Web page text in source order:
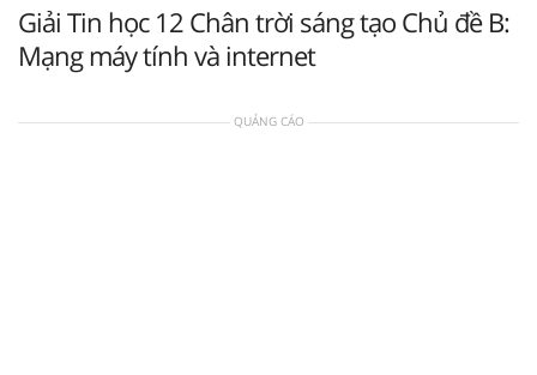
Giải Tin học 12 Chân trời sáng tạo Chủ đề B:
Mạng máy tính và internet
QUẢNG CÁO